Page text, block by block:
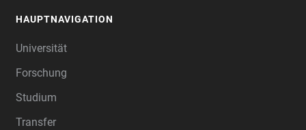
HAUPTNAVIGATION
Universität
Forschung
Studium
Transfer